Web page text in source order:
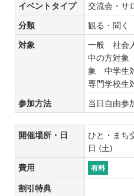
イベントタイプ 交流会・サ
分類 観る・聞く
対象
一般 社会
中の方対
象 中学生
専門学校生
参加方法 当日自由
開催場所・日
ひと・まち
日 (土)
費用 有料
割引特典